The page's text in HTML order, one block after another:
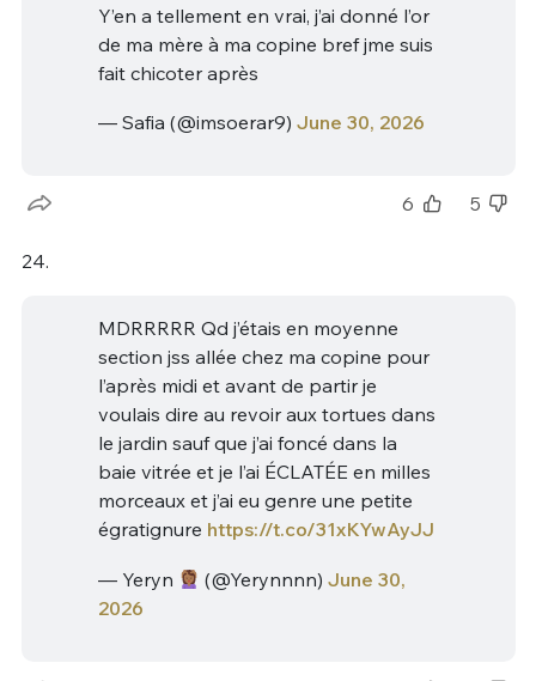
Y’en a tellement en vrai, j’ai donné l’or
de ma mère à ma copine bref jme suis
fait chicoter après
— Safia (@imsoerar9) June 30, 2026
6 5
24.
MDRRRRR Qd j’étais en moyenne
section jss allée chez ma copine pour
l’après midi et avant de partir je
voulais dire au revoir aux tortues dans
le jardin sauf que j’ai foncé dans la
baie vitrée et je l’ai ÉCLATÉE en milles
morceaux et j’ai eu genre une petite
égratignure https://t.co/31xKYwAyJJ
— Yeryn (@Yerynnnn) June 30,
2026